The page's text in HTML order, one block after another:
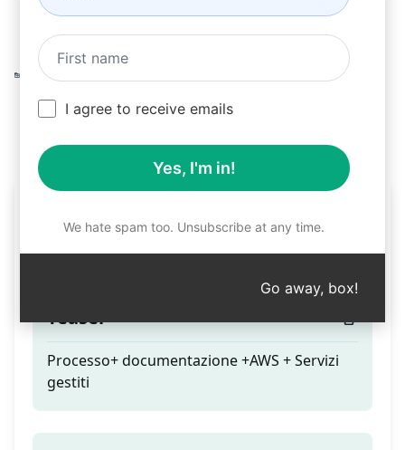
Home / Prompt dell’intelligenza artificiale
Copywriting
Prompts
Documentazione dei servizi
sphiroj
August 29, 2023
servizi gestiti AWS
Teaser
Processo+ documentazione +AWS + Servizi
gestiti
I agree to receive emails
Yes, I'm in!
We hate spam too. Unsubscribe at any time.
Go away, box!